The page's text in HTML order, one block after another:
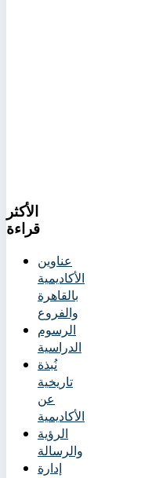
الأكثر
قراءة
عناوين
الأكاديمية
بالقاهرة
والفروع
الرسوم
الدراسية
نُبذة
تاريخية
عن
الأكاديمية
الرؤية
والرسالة
إدارة